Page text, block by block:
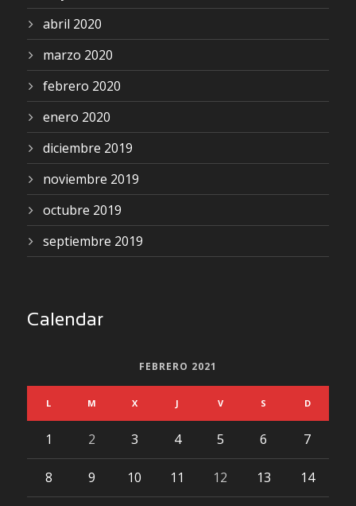
abril 2020
marzo 2020
febrero 2020
enero 2020
diciembre 2019
noviembre 2019
octubre 2019
septiembre 2019
Calendar
FEBRERO 2021
L M X J V S D
1 2 3 4 5 6 7
8 9 10 11 12 13 14